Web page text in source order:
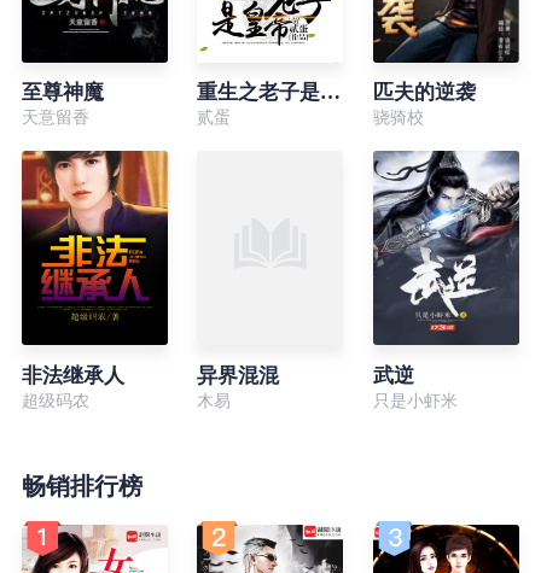
至尊神魔
天意留香
重生之老子是皇帝
贰蛋
匹夫的逆袭
骁骑校
非法继承人
超级码农
异界混混
木易
武逆
只是小虾米
畅销排行榜